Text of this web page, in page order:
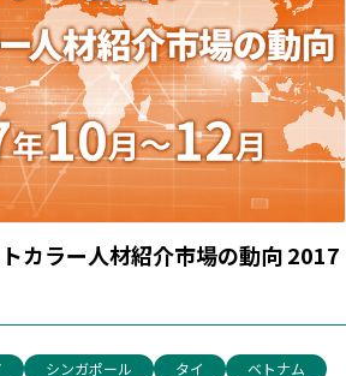
カラー人材紹介市場の動向 2017
シンガポール タイ
ベトナム